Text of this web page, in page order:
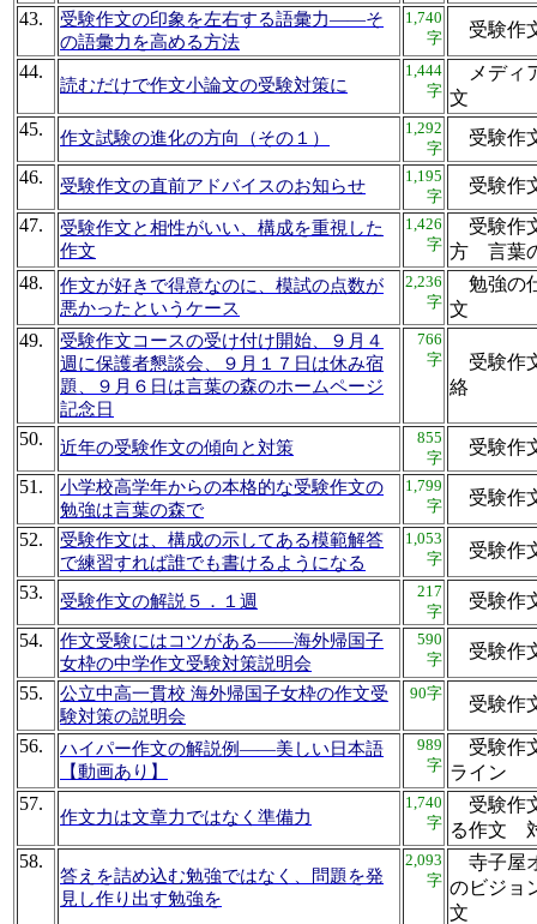
43.
受験作文の印象を左右する語彙力――そ
の語彙力を高める方法
1,740
字
受験
44.
読むだけで作文小論文の受験対策に
1,444
字
メディ
文
45.
作文試験の進化の方向（その１）
1,292
字
受験
46.
受験作文の直前アドバイスのお知らせ
1,195
字
受験
47.
受験作文と相性がいい、構成を重視した
作文
1,426
字
受験作
方 言
48.
作文が好きで得意なのに、模試の点数が
悪かったというケース
2,236
字
勉強の
文
49.
受験作文コースの受け付け開始、９月４
週に保護者懇談会、９月１７日は休み宿
題、９月６日は言葉の森のホームページ
記念日
766
字
受験作
絡
50. 近年の受験作文の傾向と対策
855
字
受験
51.
小学校高学年からの本格的な受験作文の
勉強は言葉の森で
1,799
字
受験
52.
受験作文は、構成の示してある模範解答
で練習すれば誰でも書けるようになる
1,053
字
受験
53. 受験作文の解説５．１週
217
字
受験
54.
作文受験にはコツがある――海外帰国子
女枠の中学作文受験対策説明会
590
字
受験
55.
公立中高一貫校 海外帰国子女枠の作文受
験対策の説明会
90字
受験
56.
ハイパー作文の解説例――美しい日本語
【動画あり】
989
字
受験作
ライ
57.
作文力は文章力ではなく準備力
1,740
字
受験作
る作
58.
答えを詰め込む勉強ではなく、問題を発
見し作り出す勉強を
2,093
字
寺子屋
のビジョ
文